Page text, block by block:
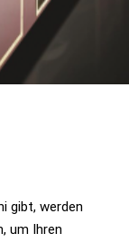
gibt, werden
um Ihren